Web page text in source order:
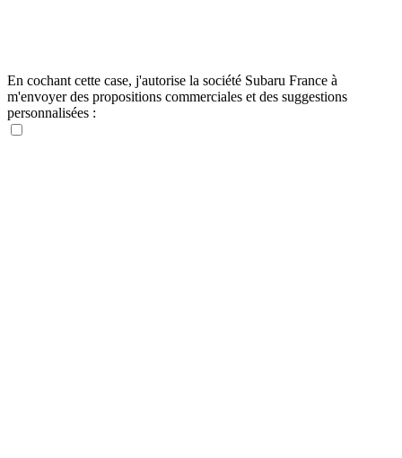
En cochant cette case, j'autorise la société Subaru France à
m'envoyer des propositions commerciales et des suggestions
personnalisées :